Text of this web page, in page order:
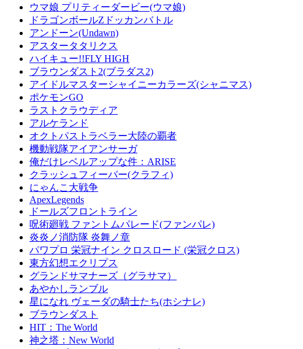
ウマ娘 プリティーダービー(ウマ娘)
ドラゴンボールZドッカンバトル
アンドーン(Undawn)
アスタータタリクス
ハイキュー!!FLY HIGH
ブラウンダスト2(ブラダス2)
アイドルマスターシャイニーカラーズ(シャニマス)
ポケモンGO
ラストクラウディア
アルケランド
オクトパストラベラー大陸の覇者
機動戦隊アイアンサーガ
俺だけレベルアップな件：ARISE
クラッシュフィーバー(クラフィ)
にゃんこ大戦争
ApexLegends
ドールズフロントライン
呪術廻戦 ファントムパレード(ファンパレ)
炎炎ノ消防隊 炎舞ノ章
パワプロ 栄冠ナイン クロスロード (栄冠クロス)
東方幻想エクリプス
グランドサマナーズ（グラサマ）
あやかしランブル
星になれ ヴェーダの騎士たち(ホシナレ)
ブラウンダスト
HIT：The World
神之塔：New World